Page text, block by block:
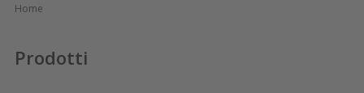
Home
Prodotti